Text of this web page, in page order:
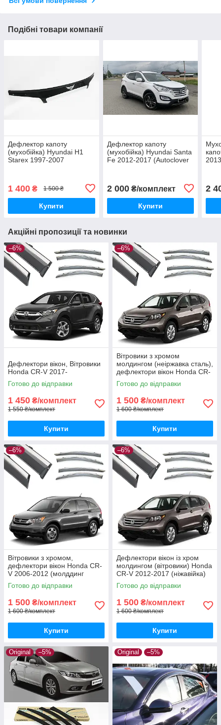
Подібні товари компанії
Дефлектор капоту
(мухобійка) Hyundai H1
Starex 1997-2007
1 400 ₴ 1 500 ₴
Купити
Дефлектор капоту
(мухобійка) Hyundai Santa
Fe 2012-2017 (Autoclover
2 000₴/комплект
Купити
2
Акційні пропозиції та новинки
–6%
Дефлектори вікон, Вітровики
Honda CR-V 2017-
Готово до відправки
1 450 ₴/комплект
1 550 ₴/комплект
Купити
–6%
Вітровики з хромом
молдингом (неіржавка сталь),
дефлектори вікон Honda CR-
V New 2012-2017
Готово до відправки
1 500 ₴/комплект
1 600 ₴/комплект
Купити
–6%
Вітровики з хромом,
дефлектори вікон Honda CR-
V 2006-2012 (молддинг
нержавейка)
Готово до відправки
1 500 ₴/комплект
1 600 ₴/комплект
Купити
–6%
Дефлектори вікон із хром
молдингом (вітровики) Honda
CR-V 2012-2017 (ніжавійка)
Готово до відправки
1 500 ₴/комплект
1 600 ₴/комплект
Купити
Original –5% Original –5%